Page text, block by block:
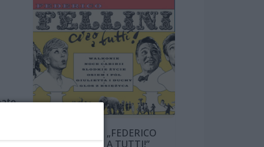
PRZEGLĄD „FEDERICO
FELLINI: CIAO A TUTTI!”